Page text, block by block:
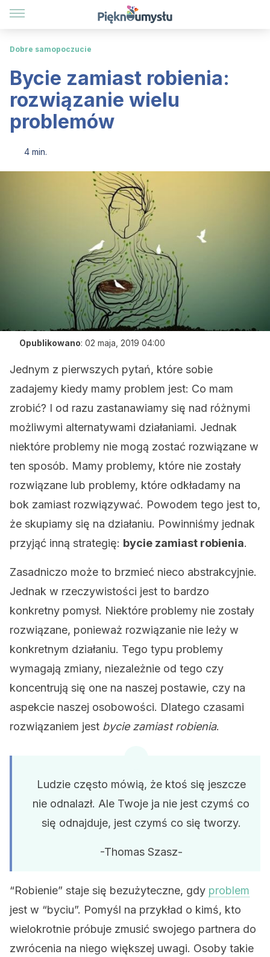
Dobre samopoczucie
Bycie zamiast robienia:
rozwiązanie wielu
problemów
4 min.
Opublikowano: 02 maja, 2019 04:00
Jednym z pierwszych pytań, które sobie
zadajemy kiedy mamy problem jest: Co mam
zrobić? I od razu zastanawiamy się nad różnymi
możliwymi alternatywami działaniami. Jednak
niektóre problemy nie mogą zostać rozwiązane w
ten sposób. Mamy problemy, które nie zostały
rozwiązane lub problemy, które odkładamy na
bok zamiast rozwiązywać. Powodem tego jest to,
że skupiamy się na działaniu. Powinniśmy jednak
przyjąć inną strategię: bycie zamiast robienia.
Zasadniczo może to brzmieć nieco abstrakcyjnie.
Jednak w rzeczywistości jest to bardzo
konkretny pomysł. Niektóre problemy nie zostały
rozwiązane, ponieważ rozwiązanie nie leży w
konkretnym działaniu. Tego typu problemy
wymagają zmiany, niezależnie od tego czy
koncentrują się one na naszej postawie, czy na
aspekcie naszej osobowości. Dlatego czasami
rozwiązaniem jest bycie zamiast robienia.
Ludzie często mówią, że ktoś się jeszcze
nie odnalazł. Ale Twoje ja nie jest czymś co
się odnajduje, jest czymś co się tworzy.
-Thomas Szasz-
“Robienie” staje się bezużyteczne, gdy problem
jest w “byciu”. Pomyśl na przykład o kimś, kto
wielokrotnie próbuje zmusić swojego partnera do
zwrócenia na niego większej uwagi. Osoby takie